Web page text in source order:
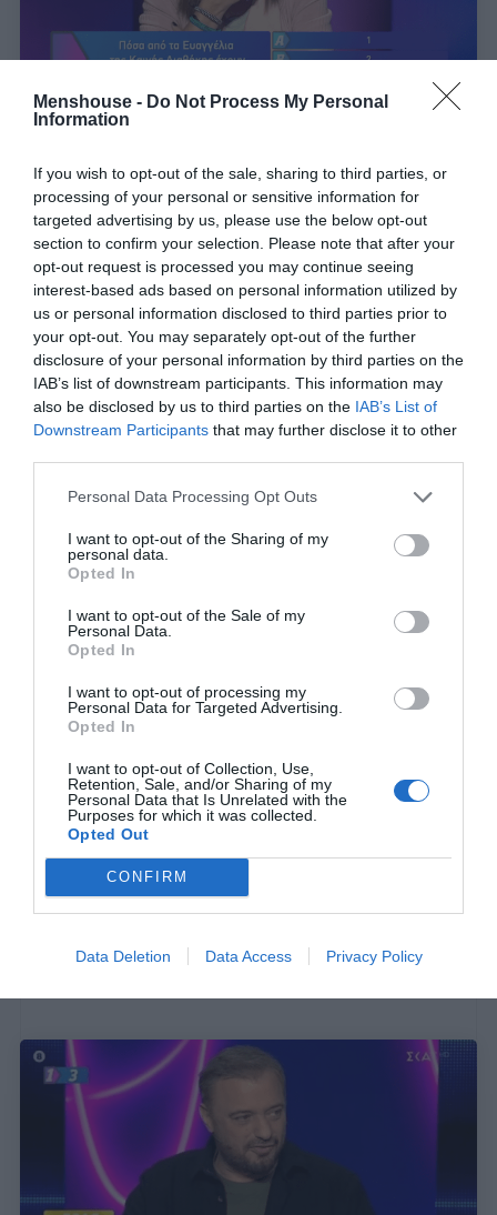
Menshouse - Do Not Process My Personal
Information
If you wish to opt-out of the sale, sharing to third parties, or
processing of your personal or sensitive information for
targeted advertising by us, please use the below opt-out
section to confirm your selection. Please note that after your
opt-out request is processed you may continue seeing
interest-based ads based on personal information utilized by
us or personal information disclosed to third parties prior to
your opt-out. You may separately opt-out of the further
disclosure of your personal information by third parties on the
IAB’s list of downstream participants. This information may
also be disclosed by us to third parties on the IAB’s List of
Downstream Participants that may further disclose it to other
Personal Data Processing Opt Outs
I want to opt-out of the Sharing of my
personal data.
Opted In
I want to opt-out of the Sale of my
Personal Data.
Opted In
I want to opt-out of processing my
Personal Data for Targeted Advertising.
Opted In
I want to opt-out of Collection, Use,
Retention, Sale, and/or Sharing of my
Personal Data that Is Unrelated with the
Purposes for which it was collected.
Opted Out
CONFIRM
Data Deletion Data Access Privacy Policy
ερώτηση των 500€ για τη θρησκεία, στην οποία
έχασαν 82 παίκτες
Menshouse Team
χειμώνα:Το 4μηνο των μεγάλων sequels και αυτή
που θα συζητηθεί περισσότερο
Menshouse Team